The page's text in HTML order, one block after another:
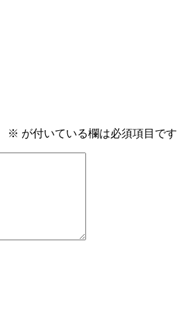
※ が付いている欄は必須項目です